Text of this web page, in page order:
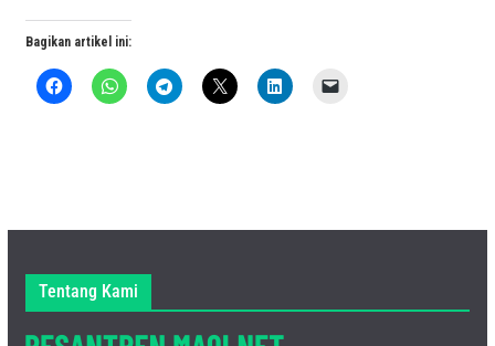
Bagikan artikel ini:
Tentang Kami